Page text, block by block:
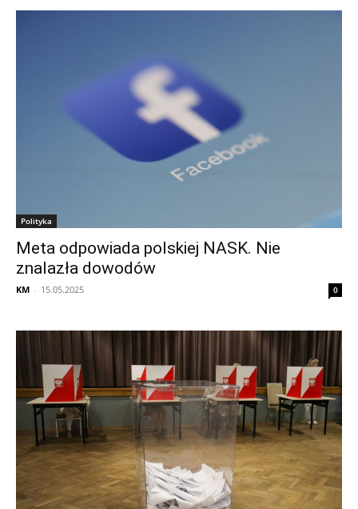
Polityka
Meta odpowiada polskiej NASK. Nie
znalazła dowodów
KM - 15.05.2025 0